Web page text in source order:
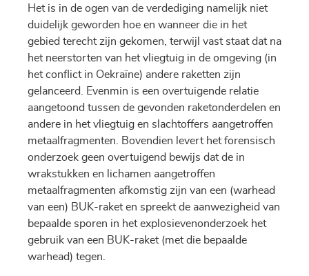
Het is in de ogen van de verdediging namelijk niet
duidelijk geworden hoe en wanneer die in het
gebied terecht zijn gekomen, terwijl vast staat dat na
het neerstorten van het vliegtuig in de omgeving (in
het conflict in Oekraïne) andere raketten zijn
gelanceerd. Evenmin is een overtuigende relatie
aangetoond tussen de gevonden raketonderdelen en
andere in het vliegtuig en slachtoffers aangetroffen
metaalfragmenten. Bovendien levert het forensisch
onderzoek geen overtuigend bewijs dat de in
wrakstukken en lichamen aangetroffen
metaalfragmenten afkomstig zijn van een (warhead
van een) BUK-raket en spreekt de aanwezigheid van
bepaalde sporen in het explosievenonderzoek het
gebruik van een BUK-raket (met die bepaalde
warhead) tegen.